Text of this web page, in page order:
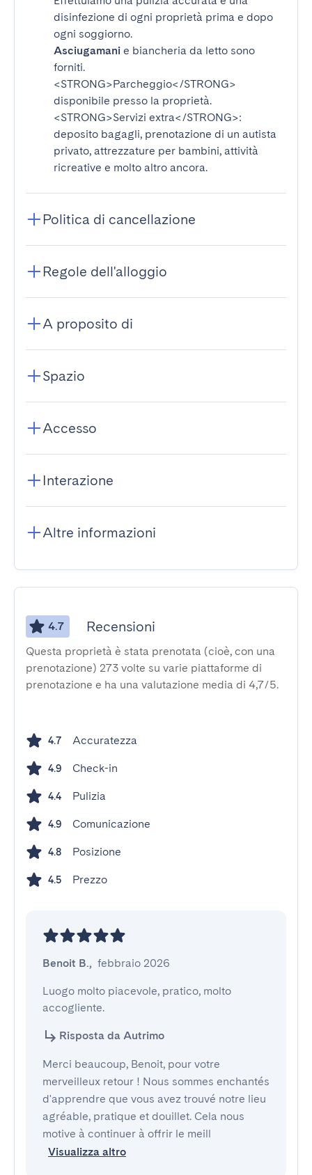
disinfezione di ogni proprietà prima e dopo
ogni soggiorno.
Asciugamani e biancheria da letto sono
forniti.
<STRONG>Parcheggio</STRONG>
disponibile presso la proprietà.
<STRONG>Servizi extra</STRONG>:
deposito bagagli, prenotazione di un autista
privato, attrezzature per bambini, attività
ricreative e molto altro ancora.
Politica di cancellazione
Regole dell'alloggio
A proposito di
Spazio
Accesso
Interazione
Altre informazioni
4.7 Recensioni
Questa proprietà è stata prenotata (cioè, con una
prenotazione) 273 volte su varie piattaforme di
prenotazione e ha una valutazione media di 4,7/5.
4.7 Accuratezza
4.9 Check-in
4.4 Pulizia
4.9 Comunicazione
4.8 Posizione
4.5 Prezzo
Benoit B., febbraio 2026
Luogo molto piacevole, pratico, molto
accogliente.
Risposta da Autrimo
Merci beaucoup, Benoit, pour votre
merveilleux retour ! Nous sommes enchantés
d'apprendre que vous avez trouvé notre lieu
agréable, pratique et douillet. Cela nous
motive à continuer à offrir le meill
Visualizza altro